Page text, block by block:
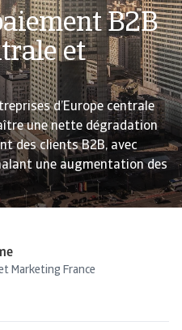
B2B
et
d’Europe centrale
une nette dégradation
des clients B2B, avec
une augmentation des
Marketing France